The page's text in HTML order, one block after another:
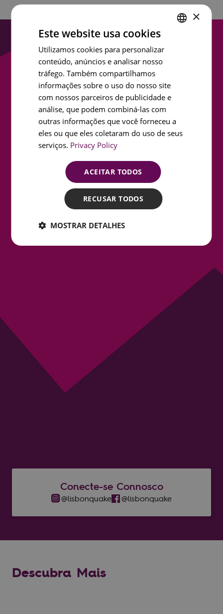
Entrar em contacto
Nome próprio
Apelido
Endereço de e-mail
Tipo de contacto
Conecte-se Connosco
@lisbonquake​ @lisbonquake​
Descubra Mais
PORTUGUESE
SPANISH
×
Este website usa cookies
Utilizamos cookies para personalizar
conteúdo, anúncios e analisar nosso
tráfego. Também compartilhamos
informações sobre o uso do nosso site
com nossos parceiros de publicidade e
análise, que podem combiná-las com
outras informações que você forneceu a
eles ou que eles coletaram do uso de seus
serviços. Privacy Policy
ACEITAR TODOS
RECUSAR TODOS
MOSTRAR DETALHES